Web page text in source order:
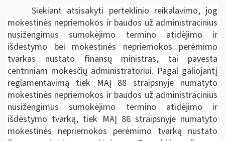
Siekiant atsisakyti perteklinio reikalavimo, jog
mokestinės nepriemokos ir baudos už administracinius
nusižengimus sumokėjimo termino atidėjimo ir
išdėstymo bei mokestinės nepriemokos perėmimo
tvarkas nustato finansų ministras, tai pavesta
centriniam mokesčių administratoriui. Pagal galiojantį
reglamentavimą tiek MAĮ 88 straipsnyje numatyto
mokestinės nepriemokos ir baudos už administracinius
nusižengimus sumokėjimo termino atidėjimo ir
išdėstymo tvarką, tiek MAĮ 86 straipsnyje numatyto
mokestinės nepriemokos perėmimo tvarką nustato